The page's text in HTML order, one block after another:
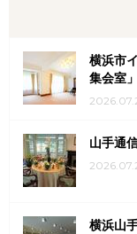
横浜市
集会室
山手通
横浜山